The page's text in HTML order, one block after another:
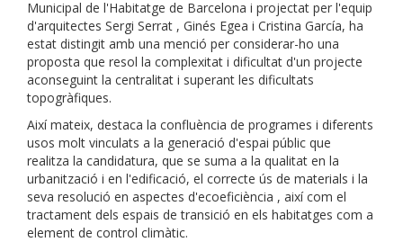
Municipal de l'Habitatge de Barcelona i projectat per l'equip
d'arquitectes Sergi Serrat , Ginés Egea i Cristina García, ha
estat distingit amb una menció per considerar-ho una
proposta que resol la complexitat i dificultat d'un projecte
aconseguint la centralitat i superant les dificultats
topogràfiques.
Així mateix, destaca la confluència de programes i diferents
usos molt vinculats a la generació d'espai públic que
realitza la candidatura, que se suma a la qualitat en la
urbanització i en l'edificació, el ​​correcte ús de materials i la
seva resolució en aspectes d'ecoeficiència , així com el
tractament dels espais de transició en els habitatges com a
element de control climàtic.